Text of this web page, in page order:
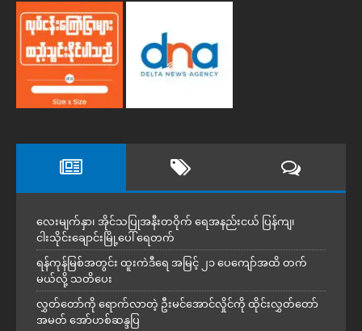
လေးမျက်နှာ၊ အိုင်သပြုအနီးတဝိုက် ရေအနည်းငယ် ပြန်ကျ၊
ငါးသိုင်းချောင်းမြို့ပေါ် ရေတက်
ရန်ကုန်မြစ်အတွင်း ထူးကဲဒီရေ အ​မြင့် ၂၁ ပေကျော်အထိ တက်
မယ်လို့ သတိပေး
လွှတ်တော်ကို ရောက်လာတဲ့ ဦးမင်အောင်လှိုင်ကို ထိုင်းလွှတ်တော်
အမတ် အော်ဟစ်ဆန္ဒပြ